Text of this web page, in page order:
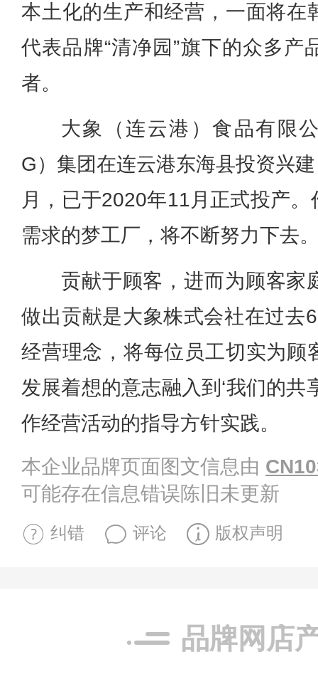
本土化的生产和经营，一面将在
代表品牌“清净园”旗下的众多产
者。
大象（连云港）食品有限
G）集团在连云港东海县投资兴
月，已于2020年11月正式投产
需求的梦工厂，将不断努力下去
贡献于顾客，进而为顾客家
做出贡献是大象株式会社在过去
经营理念，将每位员工切实为顾
发展着想的意志融入到‘我们的共
作经营活动的指导方针实践。
本企业品牌页面图文信息由
可能存在信息错误陈旧未更新
纠错 评论 版权声明
品牌网店